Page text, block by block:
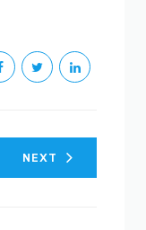
NEXT